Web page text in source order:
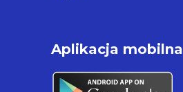
Aplikacja mobilna